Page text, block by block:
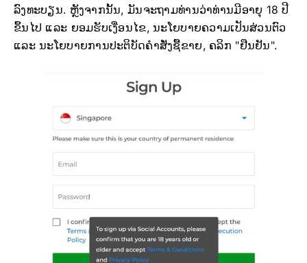
ລົງທະບຽນ. ຫຼັງຈາກນັ້ນ, ມັນຈະຖາມທ່ານວ່າທ່ານມີອາຍຸ 18 ປີ
ຂຶ້ນໄປ ແລະ ຍອມຮັບເງື່ອນໄຂ, ນະໂຍບາຍຄວາມເປັນສ່ວນຕົວ
ແລະ ນະໂຍບາຍການປະຕິບັດຄໍາສັ່ງຊື້ຂາຍ, ຄລິກ "ຢືນຢັນ".